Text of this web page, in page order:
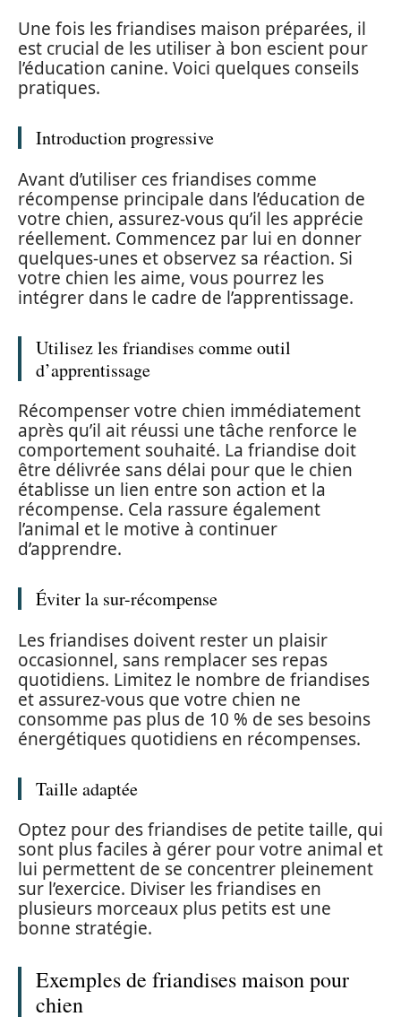
Une fois les friandises maison préparées, il
est crucial de les utiliser à bon escient pour
l’éducation canine. Voici quelques conseils
pratiques.
Introduction progressive
Avant d’utiliser ces friandises comme
récompense principale dans l’éducation de
votre chien, assurez-vous qu’il les apprécie
réellement. Commencez par lui en donner
quelques-unes et observez sa réaction. Si
votre chien les aime, vous pourrez les
intégrer dans le cadre de l’apprentissage.
Utilisez les friandises comme outil
d’apprentissage
Récompenser votre chien immédiatement
après qu’il ait réussi une tâche renforce le
comportement souhaité. La friandise doit
être délivrée sans délai pour que le chien
établisse un lien entre son action et la
récompense. Cela rassure également
l’animal et le motive à continuer
d’apprendre.
Éviter la sur-récompense
Les friandises doivent rester un plaisir
occasionnel, sans remplacer ses repas
quotidiens. Limitez le nombre de friandises
et assurez-vous que votre chien ne
consomme pas plus de 10 % de ses besoins
énergétiques quotidiens en récompenses.
Taille adaptée
Optez pour des friandises de petite taille, qui
sont plus faciles à gérer pour votre animal et
lui permettent de se concentrer pleinement
sur l’exercice. Diviser les friandises en
plusieurs morceaux plus petits est une
bonne stratégie.
Exemples de friandises maison pour
chien